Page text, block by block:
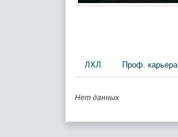
ЛХЛ Проф. карьера
Нет данных